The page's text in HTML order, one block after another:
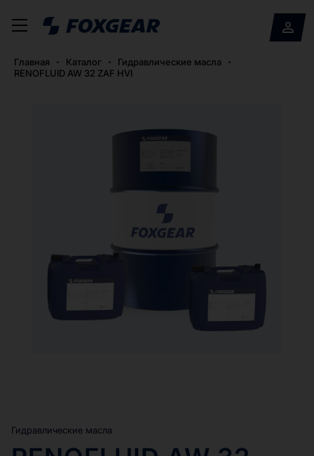
Главная Каталог
Гидравлические масла
RENOFLUID AW 32 ZAF HVI
Гидравлические масла